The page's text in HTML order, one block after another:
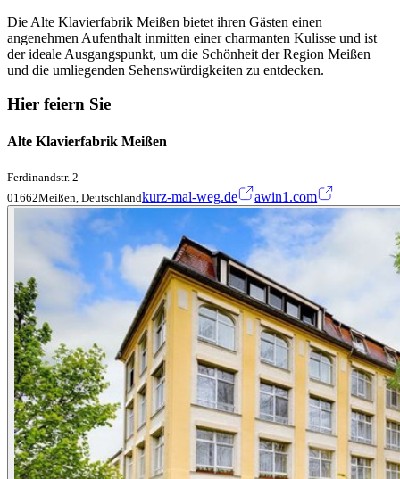
Die Alte Klavierfabrik Meißen bietet ihren Gästen einen
angenehmen Aufenthalt inmitten einer charmanten Kulisse und ist
der ideale Ausgangspunkt, um die Schönheit der Region Meißen
und die umliegenden Sehenswürdigkeiten zu entdecken.
Hier feiern Sie
Alte Klavierfabrik Meißen
Ferdinandstr. 2
01662Meißen, Deutschlandkurz-mal-weg.de awin1.com